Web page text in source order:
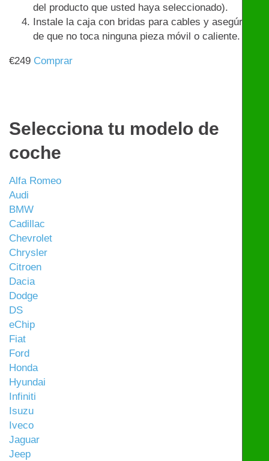
del producto que usted haya seleccionado).
Instale la caja con bridas para cables y asegúrese
de que no toca ninguna pieza móvil o caliente.
€249 Comprar
Selecciona tu modelo de
coche
Alfa Romeo
Audi
BMW
Cadillac
Chevrolet
Chrysler
Citroen
Dacia
Dodge
DS
eChip
Fiat
Ford
Honda
Hyundai
Infiniti
Isuzu
Iveco
Jaguar
Jeep